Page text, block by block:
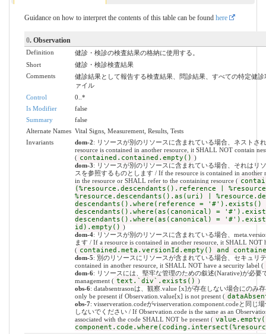
Guidance on how to interpret the contents of this table can be found here
0. Observation
Definition
健診・検診の検査結果の格納に使用する。
Short
健診・検診検査結果
Comments
健診結果として報告する検査結果、問診結果、すべての特定健
ァイル
Control
0..*
Is Modifier
false
Summary
false
Alternate Names Vital Signs, Measurement, Results, Tests
Invariants
dom-2: リソースが別のリソースに含まれている場合、ネストさ
resource is contained in another resource, it SHALL NOT contain
( contained.contained.empty() )
dom-3: リソースが別のリソースに含まれている場合、それはリ
スを参照するものとします / If the resource is contained in another
in the resource or SHALL refer to the containing resource (
(%resource.descendants().reference |
%resource.descendants().as(uri) |
descendants().where(reference = '#').exists()
descendants().where(as(canonical) =
descendants().where(as(canonical) =
id).empty() )
dom-4: リソースが別のリソースに含まれている場合、
ます / If a resource is contained in another resource, it SHALL NOT
( contained.meta.versionId.empty() and
dom-5: 別のリソースにリソースが含まれている場合、セキュリ
contained in another resource, it SHALL NOT have a security label (
dom-6: リソースには、堅牢な管理のための叙述(Narative)が必要
management ( text.`div`.exists() )
obs-6: databsentrasonは、観察.value [x]が存在しない場合にのみ
only be present if Observation.value[x] is not present (
obs-7: visserveration.codeがvisserveration.component.codeと同
しないでください / If Observation.code is the same as an
associated with the code SHALL NOT be present (